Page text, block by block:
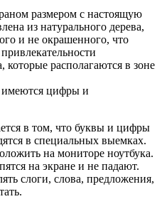
размером с настоящую
из натурального дерева,
и не окрашенного, что
которые располагаются в зоне
имеются цифры и
в том, что буквы и цифры
в специальных выемках.
на мониторе ноутбука.
на экране и не падают.
слоги, слова, предложения,